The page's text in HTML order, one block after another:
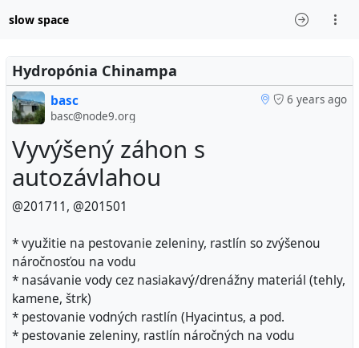
slow space
Hydropónia Chinampa
6 years ago
basc
basc@node9.org
Vyvýšený záhon s
autozávlahou
@201711, @201501
* využitie na pestovanie zeleniny, rastlín so zvýšenou
náročnosťou na vodu
* nasávanie vody cez nasiakavý/drenážny materiál (tehly,
kamene, štrk)
* pestovanie vodných rastlín (Hyacintus, a pod.
* pestovanie zeleniny, rastlín náročných na vodu